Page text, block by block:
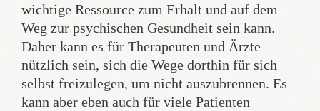
wichtige Ressource zum Erhalt und auf dem
Weg zur psychischen Gesundheit sein kann.
Daher kann es für Therapeuten und Ärzte
nützlich sein, sich die Wege dorthin für sich
selbst freizulegen, um nicht auszubrennen. Es
kann aber eben auch für viele Patienten